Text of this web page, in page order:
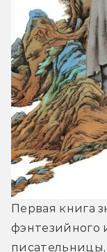
Первая книга
фэнтезийного
писательницы,